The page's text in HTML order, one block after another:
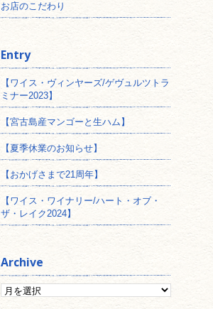
お店のこだわり
Entry
【ワイス・ヴィンヤーズ/ゲヴュルツトラ
ミナー2023】
【宮古島産マンゴーと生ハム】
【夏季休業のお知らせ】
【おかげさまで21周年】
【ワイス・ワイナリー/ハート・オブ・
ザ・レイク2024】
Archive